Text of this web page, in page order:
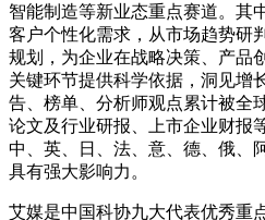
智能制造等新业态重点赛道。其
客户个性化需求，从市场趋势研
规划，为企业在战略决策、产品
关键环节提供科学依据，洞见增
告、榜单、分析师观点累计被全
论文及行业研报、上市企业财报
中、英、日、法、意、德、俄、
具有强大影响力。
艾媒是中国科协九大代表优秀重